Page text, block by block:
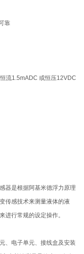
靠
流1.5mADC 或恒压12VDC
器是根据阿基米德浮力原理
传感技术来测量液体的液
进行常规的设定操作。
、电子单元、接线盒及安装